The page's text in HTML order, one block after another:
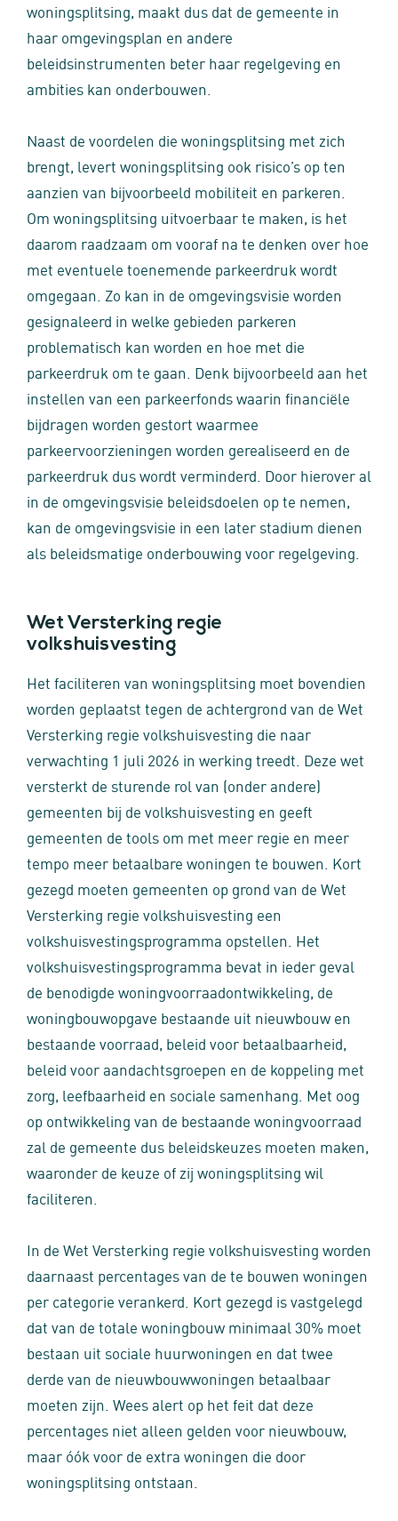
woningsplitsing, maakt dus dat de gemeente in
haar omgevingsplan en andere
beleidsinstrumenten beter haar regelgeving en
ambities kan onderbouwen.
Naast de voordelen die woningsplitsing met zich
brengt, levert woningsplitsing ook risico’s op ten
aanzien van bijvoorbeeld mobiliteit en parkeren.
Om woningsplitsing uitvoerbaar te maken, is het
daarom raadzaam om vooraf na te denken over hoe
met eventuele toenemende parkeerdruk wordt
omgegaan. Zo kan in de omgevingsvisie worden
gesignaleerd in welke gebieden parkeren
problematisch kan worden en hoe met die
parkeerdruk om te gaan. Denk bijvoorbeeld aan het
instellen van een parkeerfonds waarin financiële
bijdragen worden gestort waarmee
parkeervoorzieningen worden gerealiseerd en de
parkeerdruk dus wordt verminderd. Door hierover al
in de omgevingsvisie beleidsdoelen op te nemen,
kan de omgevingsvisie in een later stadium dienen
als beleidsmatige onderbouwing voor regelgeving.
Wet Versterking regie
volkshuisvesting
Het faciliteren van woningsplitsing moet bovendien
worden geplaatst tegen de achtergrond van de Wet
Versterking regie volkshuisvesting die naar
verwachting 1 juli 2026 in werking treedt. Deze wet
versterkt de sturende rol van (onder andere)
gemeenten bij de volkshuisvesting en geeft
gemeenten de tools om met meer regie en meer
tempo meer betaalbare woningen te bouwen. Kort
gezegd moeten gemeenten op grond van de Wet
Versterking regie volkshuisvesting een
volkshuisvestingsprogramma opstellen. Het
volkshuisvestingsprogramma bevat in ieder geval
de benodigde woningvoorraadontwikkeling, de
woningbouwopgave bestaande uit nieuwbouw en
bestaande voorraad, beleid voor betaalbaarheid,
beleid voor aandachtsgroepen en de koppeling met
zorg, leefbaarheid en sociale samenhang. Met oog
op ontwikkeling van de bestaande woningvoorraad
zal de gemeente dus beleidskeuzes moeten maken,
waaronder de keuze of zij woningsplitsing wil
faciliteren.
In de Wet Versterking regie volkshuisvesting worden
daarnaast percentages van de te bouwen woningen
per categorie verankerd. Kort gezegd is vastgelegd
dat van de totale woningbouw minimaal 30% moet
bestaan uit sociale huurwoningen en dat twee
derde van de nieuwbouwwoningen betaalbaar
moeten zijn. Wees alert op het feit dat deze
percentages niet alleen gelden voor nieuwbouw,
maar óók voor de extra woningen die door
woningsplitsing ontstaan.